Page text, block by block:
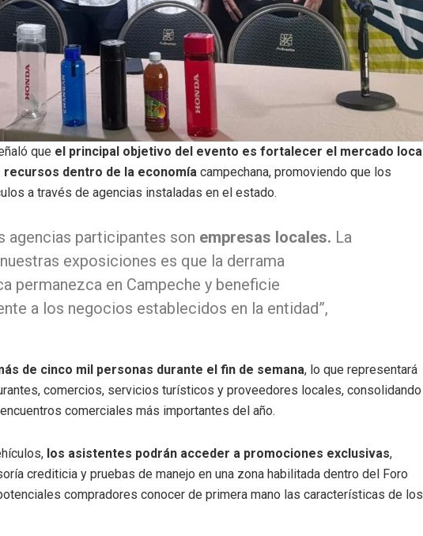
que el principal objetivo del evento es fortalecer el mercado local
dentro de la economía campechana, promoviendo que los
a través de agencias instaladas en el estado.
agencias participantes son empresas locales. La
exposiciones es que la derrama
permanezca en Campeche y beneficie
a los negocios establecidos en la entidad”,
de cinco mil personas durante el fin de semana, lo que representará
comercios, servicios turísticos y proveedores locales, consolidando
comerciales más importantes del año.
los asistentes podrán acceder a promociones exclusivas,
crediticia y pruebas de manejo en una zona habilitada dentro del Foro
compradores conocer de primera mano las características de los